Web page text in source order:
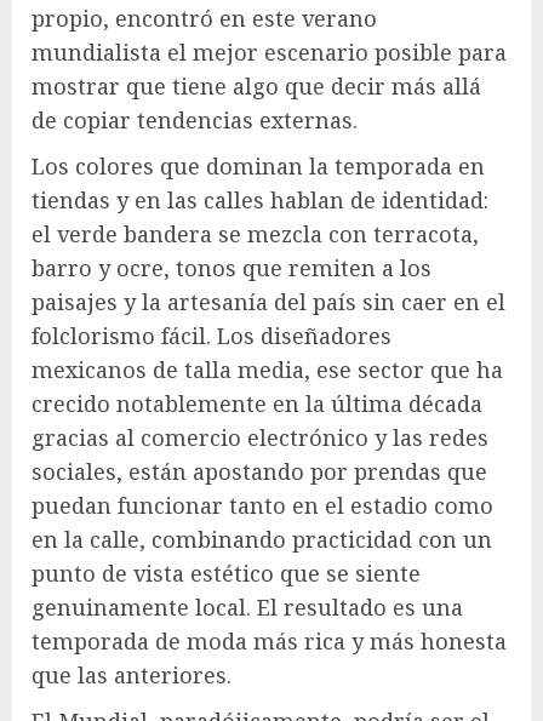
propio, encontró en este verano
mundialista el mejor escenario posible para
mostrar que tiene algo que decir más allá
de copiar tendencias externas.
Los colores que dominan la temporada en
tiendas y en las calles hablan de identidad:
el verde bandera se mezcla con terracota,
barro y ocre, tonos que remiten a los
paisajes y la artesanía del país sin caer en el
folclorismo fácil. Los diseñadores
mexicanos de talla media, ese sector que ha
crecido notablemente en la última década
gracias al comercio electrónico y las redes
sociales, están apostando por prendas que
puedan funcionar tanto en el estadio como
en la calle, combinando practicidad con un
punto de vista estético que se siente
genuinamente local. El resultado es una
temporada de moda más rica y más honesta
que las anteriores.